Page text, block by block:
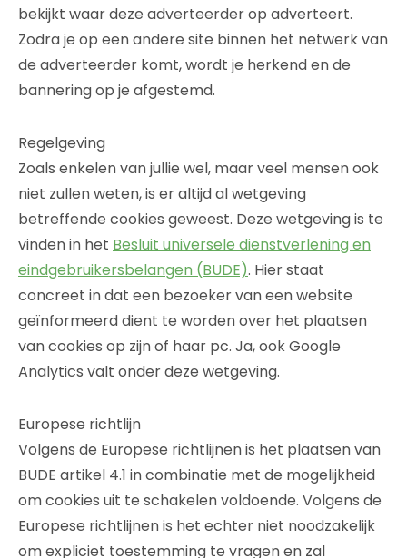
bekijkt waar deze adverteerder op adverteert.
Zodra je op een andere site binnen het netwerk van
de adverteerder komt, wordt je herkend en de
bannering op je afgestemd.
Regelgeving
Zoals enkelen van jullie wel, maar veel mensen ook
niet zullen weten, is er altijd al wetgeving
betreffende cookies geweest. Deze wetgeving is te
vinden in het Besluit universele dienstverlening en
eindgebruikersbelangen (BUDE). Hier staat
concreet in dat een bezoeker van een website
geïnformeerd dient te worden over het plaatsen
van cookies op zijn of haar pc. Ja, ook Google
Analytics valt onder deze wetgeving.
Europese richtlijn
Volgens de Europese richtlijnen is het plaatsen van
BUDE artikel 4.1 in combinatie met de mogelijkheid
om cookies uit te schakelen voldoende. Volgens de
Europese richtlijnen is het echter niet noodzakelijk
om expliciet toestemming te vragen en zal